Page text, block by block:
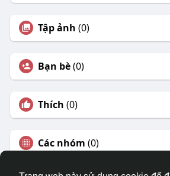
Tập ảnh (0)
Bạn bè(0)
Thích (0)
Các nhóm (0)